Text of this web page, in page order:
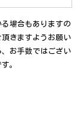
場合もありますの
きますようお願い
お手数ではござい
。